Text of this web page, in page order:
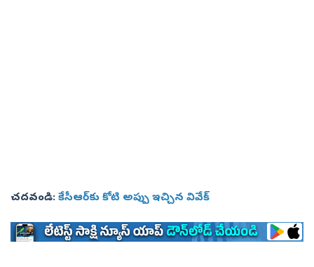
చదవండి: కేసీఆర్‌కు కోటి అప్పు ఇచ్చిన వివేక్‌